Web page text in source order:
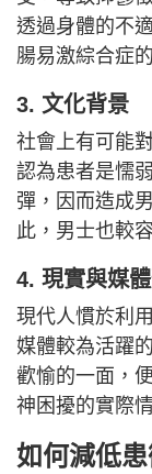
透過身體的不
腸易激綜合症
3. 文化背景
社會上有可能
認為患者是懦
彈，因而造成
此，男士也較
4. 現實與媒
現代人慣於利
媒體較為活躍
歡愉的一面，
神困擾的實際
如何減低